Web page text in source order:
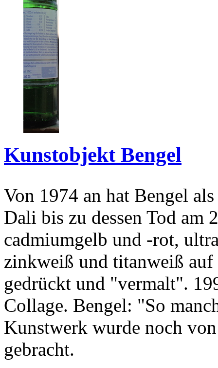
Kunstobjekt Bengel
Von 1974 an hat Bengel
Dali bis zu dessen Tod am
cadmiumgelb und -rot,
zinkweiß und titanweiß
gedrückt und "vermalt".
Collage. Bengel: "So
Kunstwerk wurde noch
gebracht.